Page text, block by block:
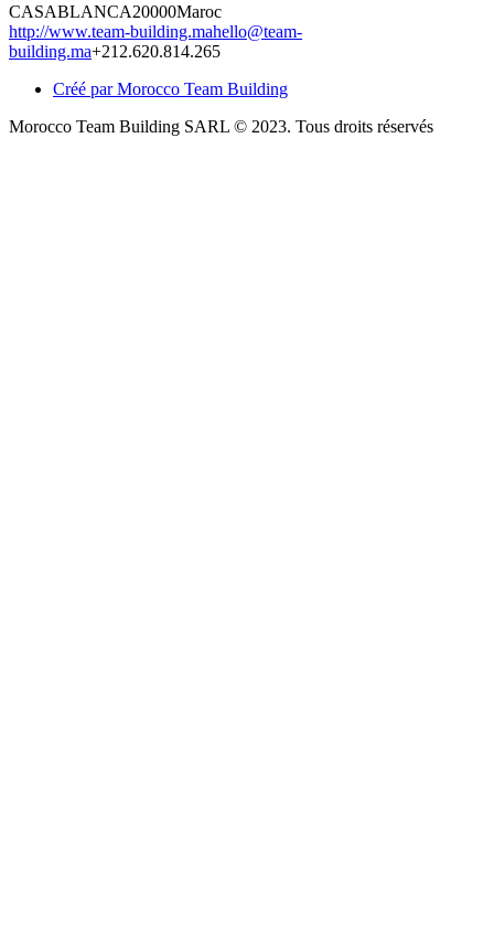
CASABLANCA20000Maroc
http://www.team-building.mahello@team-
building.ma+212.620.814.265
Créé par Morocco Team Building
Morocco Team Building SARL © 2023. Tous droits réservés